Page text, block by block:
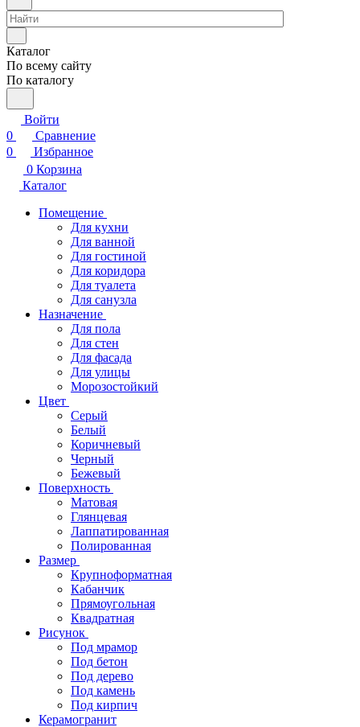
Каталог
По всему сайту
По каталогу
Войти
0
Сравнение
0
Избранное
0 Корзина
Каталог
Помещение
Для кухни
Для ванной
Для гостиной
Для коридора
Для туалета
Для санузла
Назначение
Для пола
Для стен
Для фасада
Для улицы
Морозостойкий
Цвет
Серый
Белый
Коричневый
Черный
Бежевый
Поверхность
Матовая
Глянцевая
Лаппатированная
Полированная
Размер
Крупноформатная
Кабанчик
Прямоугольная
Квадратная
Рисунок
Под мрамор
Под бетон
Под дерево
Под камень
Под кирпич
Керамогранит